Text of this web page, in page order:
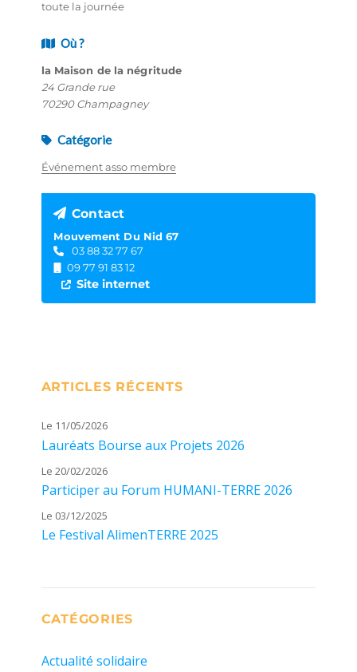
toute la journée
Où ?
la Maison de la négritude
24 Grande rue
70290 Champagney
Catégorie
Événement asso membre
Contact
Mouvement Du Nid 67
03 88 32 77 67
09 77 91 83 12
Site internet
ARTICLES RÉCENTS
Le 11/05/2026
Lauréats Bourse aux Projets 2026
Le 20/02/2026
Participer au Forum HUMANI-TERRE 2026
Le 03/12/2025
Le Festival AlimenTERRE 2025
CATÉGORIES
Actualité solidaire